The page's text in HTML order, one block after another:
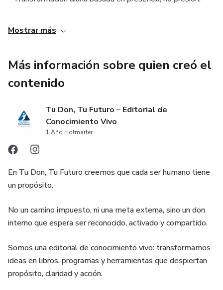
Mostrar más
Más información sobre quien creó el
contenido
Tu Don, Tu Futuro – Editorial de
Conocimiento Vivo
1 Año Hotmarter
En Tu Don, Tu Futuro creemos que cada ser humano tiene
un propósito.
No un camino impuesto, ni una meta externa, sino un don
interno que espera ser reconocido, activado y compartido.
Somos una editorial de conocimiento vivo: transformamos
ideas en libros, programas y herramientas que despiertan
propósito, claridad y acción.